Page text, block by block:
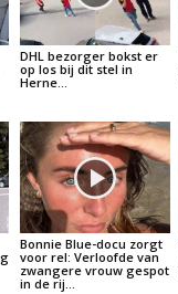
DHL bezorger bokst er
op los bij dit stel in
Herne…
Bonnie Blue-docu zorgt
voor rel: Verloofde van
zwangere vrouw gespot
in de rij…